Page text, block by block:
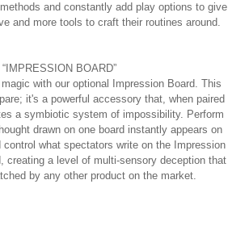
and constantly add play options to give
and more tools to craft their routines around.
BOARD”
with our optional Impression Board. This
it's a powerful accessory that, when paired
a symbiotic system of impossibility. Perform
drawn on one board instantly appears on
what spectators write on the Impression
creating a level of multi-sensory deception that
by any other product on the market.